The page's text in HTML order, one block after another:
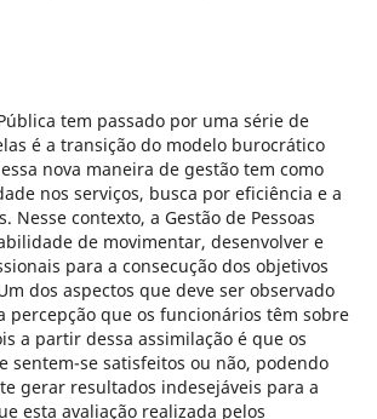
tem passado por uma série de
é a transição do modelo burocrático
nova maneira de gestão tem como
nos serviços, busca por eficiência e a
Nesse contexto, a Gestão de Pessoas
de movimentar, desenvolver e
para a consecução dos objetivos
dos aspectos que deve ser observado
percepção que os funcionários têm sobre
a partir dessa assimilação é que os
sentem-se satisfeitos ou não, podendo
gerar resultados indesejáveis para a
esta avaliação realizada pelos